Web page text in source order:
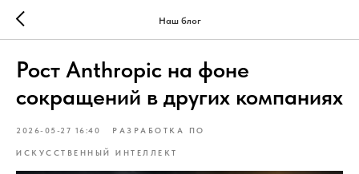
Наш блог
Рост Anthropic на фоне
сокращений в других компаниях
2026-05-27 16:40 РАЗРАБОТКА ПО
ИСКУССТВЕННЫЙ ИНТЕЛЛЕКТ